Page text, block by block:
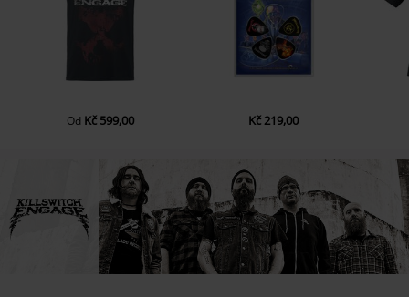
Od Kč 599,00 Kč 219,00